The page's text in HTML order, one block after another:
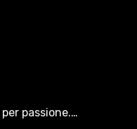
passione.…